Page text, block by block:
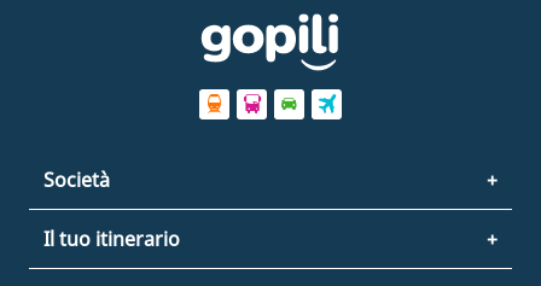
Società
Il tuo itinerario